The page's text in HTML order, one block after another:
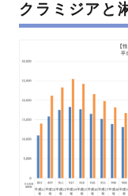
クラミジアと